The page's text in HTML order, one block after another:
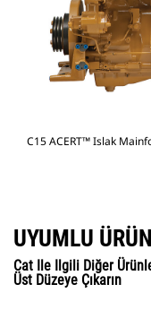
C15 ACERT™ Islak
UYUMLU
Cat Ile Ilgili Diğer
Üst Düzeye Çıkarın